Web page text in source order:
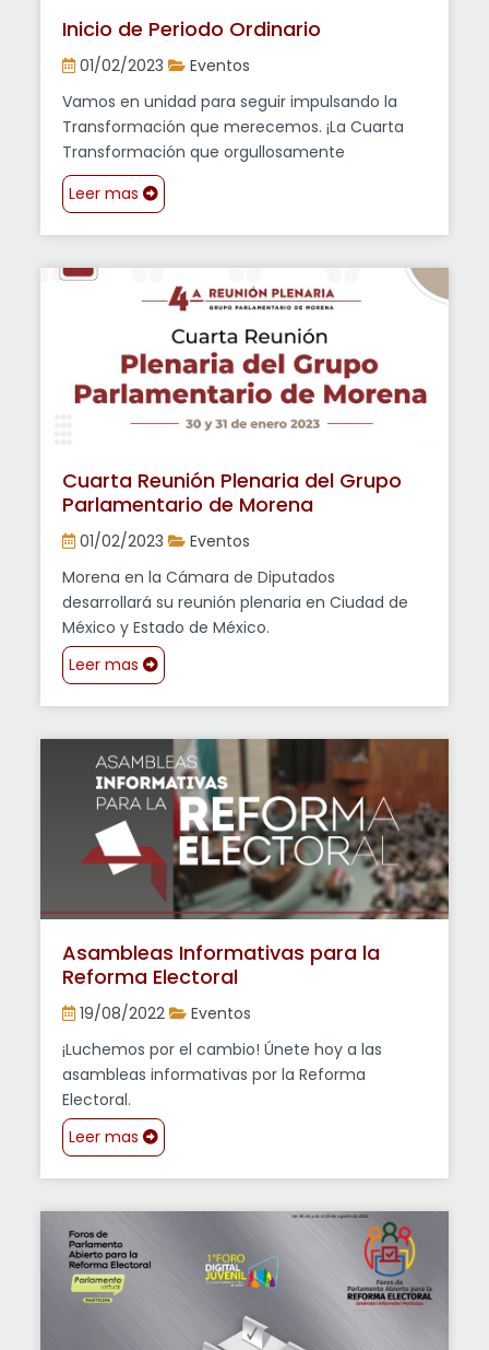
Inicio de Periodo Ordinario
01/02/2023
Eventos
Vamos en unidad para seguir impulsando la
Transformación que merecemos. ¡La Cuarta
Transformación que orgullosamente
representamos!
Leer mas
Cuarta Reunión Plenaria del Grupo
Parlamentario de Morena
01/02/2023
Eventos
Morena en la Cámara de Diputados
desarrollará su reunión plenaria en Ciudad de
México y Estado de México.
Leer mas
Asambleas Informativas para la
Reforma Electoral
19/08/2022
Eventos
¡Luchemos por el cambio! Únete hoy a las
asambleas informativas por la Reforma
Electoral.
Leer mas